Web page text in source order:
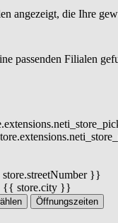
angezeigt, die Ihre
passenden Filialen
}}
{{ store.city }}
Öffnungszeiten